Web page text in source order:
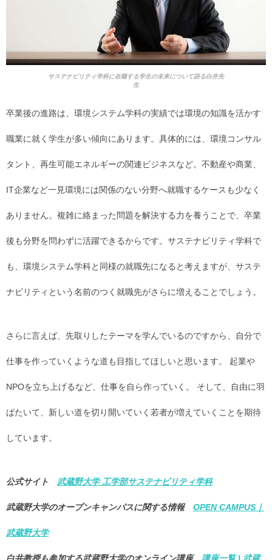
サステナビリティ学科に在籍する学生の未来について語る白井先
生
卒業後の進路は、環境システム学科の実績では環境の知識を活かす
職業に就く学生が多い傾向にあります。具体的には、環境コンサル
タント、再生可能エネルギーの関連ビジネスなど。不動産や商業、
IT企業など一見環境には関係のない分野へ就職するケースも少なく
ありません。複雑に絡まった問題を解決する力を養うことで、卒業
後も分野を問わずに活躍できるからです。サステナビリティ学科で
も、環境システム学科と同様の就職先になると考えますが、サステ
ナビリティという名前のつく就職先がさらに増えることでしょう。
さらに言えば、先取りしたテーマを学んでいるのですから、自分で
仕事を作っていくような道も目指してほしいと思います。 起業や
NPOを立ち上げるなど、仕事を自ら作っていく。 そして、自由に羽
ばたいて、新しい道を切り開いていく若者が増えていくことを期待
しています。
公式サイト 武蔵野大学 工学部サステナビリティ学科
武蔵野大学のオープンキャンパスに関する情報 OPEN CAMPUS｜
武蔵野大学